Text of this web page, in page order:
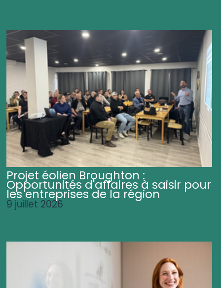
Projet éolien Broughton :
Opportunités d'affaires à saisir pour
les entreprises de la région
9 juillet 2026